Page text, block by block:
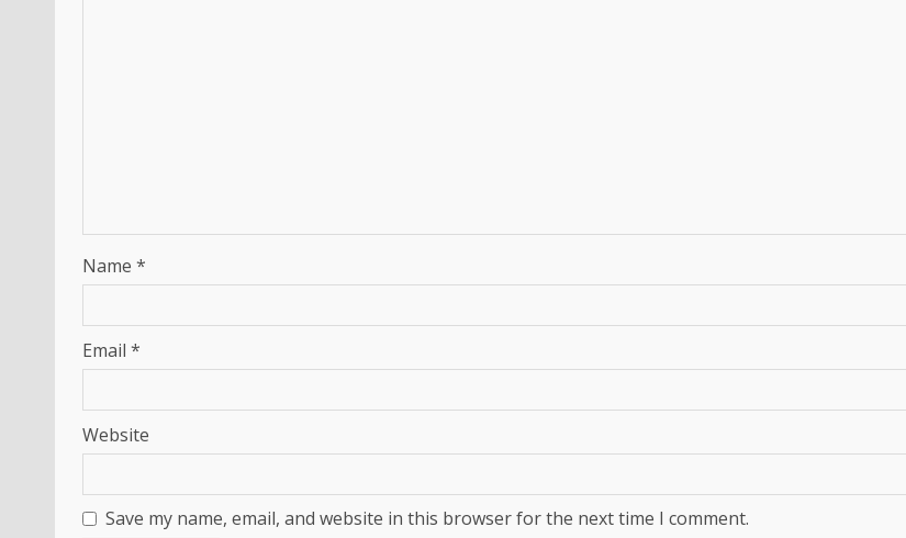
Name *
Email *
Website
Save my name, email, and website in this browser for the next time I comment.